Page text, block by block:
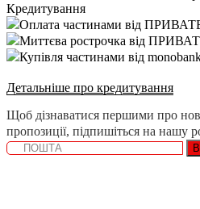
Кредитування
Оплата частинами від
Миттєва рострочка від
Купівля частинами від
Детальніше про кредитування
Щоб дізнаватися першими про
пропозиції, підпишіться на нашу